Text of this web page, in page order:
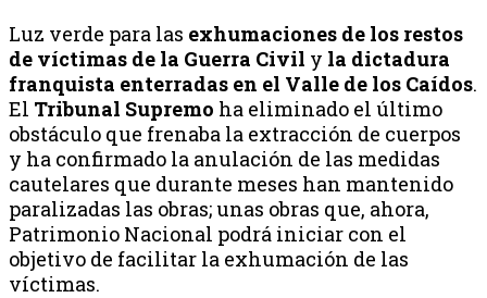
Luz verde para las exhumaciones de los restos
de víctimas de la Guerra Civil y la dictadura
franquista enterradas en el Valle de los Caídos.
El Tribunal Supremo ha eliminado el último
obstáculo que frenaba la extracción de cuerpos
y ha confirmado la anulación de las medidas
cautelares que durante meses han mantenido
paralizadas las obras; unas obras que, ahora,
Patrimonio Nacional podrá iniciar con el
objetivo de facilitar la exhumación de las
víctimas.